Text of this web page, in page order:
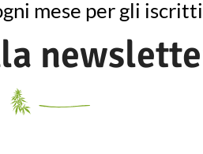
mese per gli iscritti